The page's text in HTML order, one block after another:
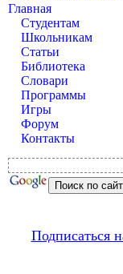
Главная
Студентам
Школьникам
Статьи
Библиотека
Словари
Программы
Игры
Форум
Контакты
Подписаться